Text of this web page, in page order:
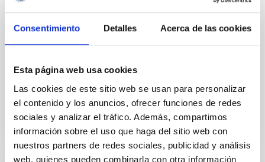
Consentimiento Detalles Acerca de las cookies
Esta página web usa cookies
Las cookies de este sitio web se usan para personalizar
el contenido y los anuncios, ofrecer funciones de redes
sociales y analizar el tráfico. Además, compartimos
información sobre el uso que haga del sitio web con
nuestros partners de redes sociales, publicidad y análisis
web, quienes pueden combinarla con otra información
Alarcon, Miguel R. et al.
BIBCODE 2026RNAAS..10..143A
NÚMERO DE CITAS